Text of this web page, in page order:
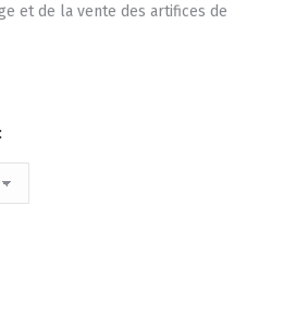
et de la vente des artifices de